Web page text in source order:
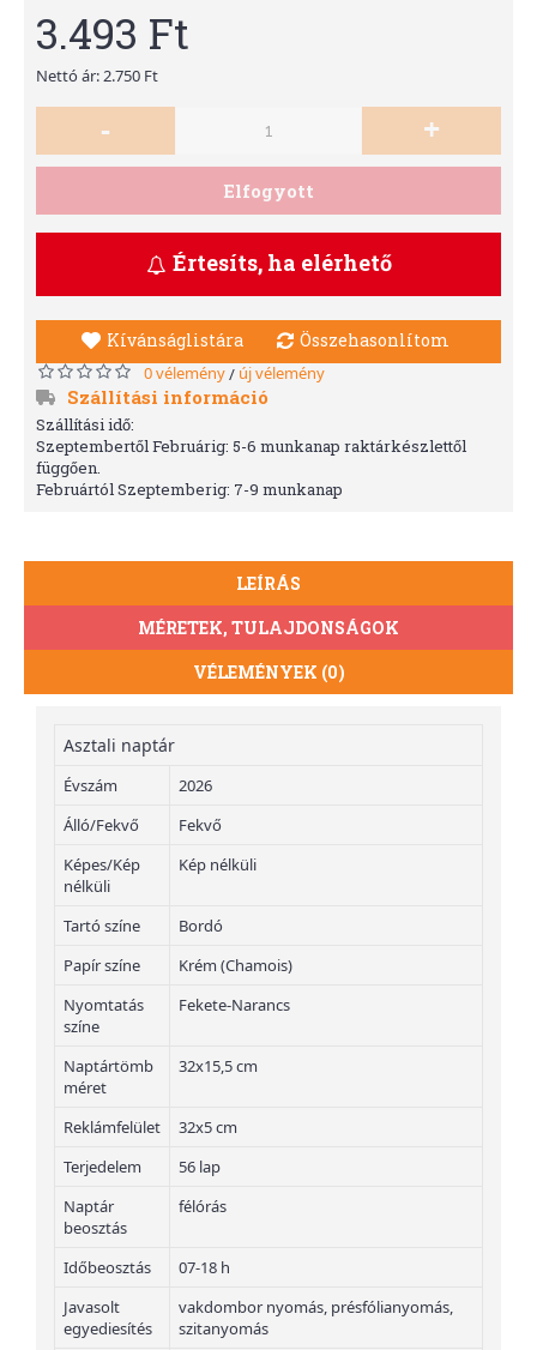
3.493 Ft
Nettó ár: 2.750 Ft
- +
Elfogyott
Értesíts, ha elérhető
Kívánságlistára Összehasonlítom
0 vélemény/ új vélemény
Szállítási információ
Szállítási idő:
Szeptembertől Februárig: 5-6 munkanap raktárkészlettől
függően.
Februártól Szeptemberig: 7-9 munkanap
LEÍRÁS
MÉRETEK, TULAJDONSÁGOK
VÉLEMÉNYEK (0)
Asztali naptár
Évszám
2026
Álló/Fekvő
Fekvő
Képes/Kép
nélküli
Kép nélküli
Tartó színe
Bordó
Papír színe
Krém (Chamois)
Nyomtatás
színe
Fekete-Narancs
Naptártömb
méret
32x15,5 cm
Reklámfelület
32x5 cm
Terjedelem
56 lap
Naptár
beosztás
félórás
Időbeosztás
07-18 h
Javasolt
egyediesítés
vakdombor nyomás, présfólianyomás,
szitanyomás